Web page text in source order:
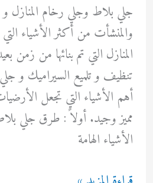
جلي بلاط وجلي رخام المنازل
والمنشأت من أكثر الأشياء
المنازل التي تم بنائها من زمن
تنظيف و تلميع السيراميك و
أهم الأشياء التي تجعل
مميز وجيد. أولاً : طرق جلي
الأشياء الهامة